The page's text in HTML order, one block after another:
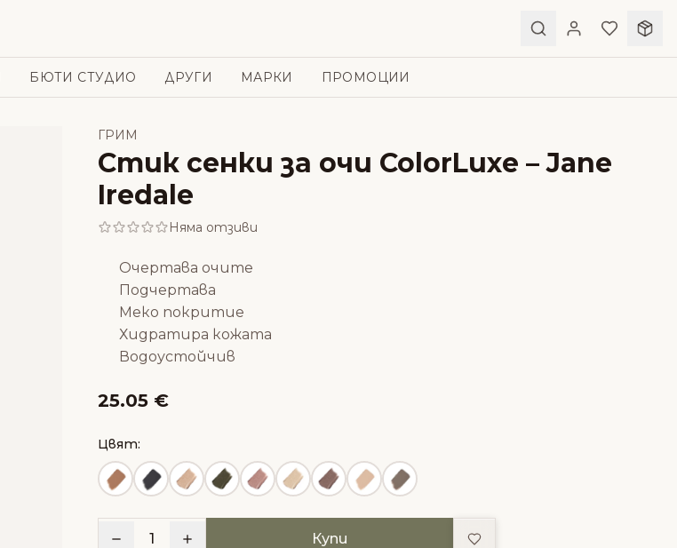
БЮТИ СТУДИО ДРУГИ МАРКИ ПРОМОЦИИ
ГРИМ
Стик сенки за очи ColorLuxe – Jane
Iredale
Няма отзиви
Очертава очите
Подчертава
Меко покритие
Хидратира кожата
Водоустойчив
25.05 €
Цвят:
1 Купи Добави в любими